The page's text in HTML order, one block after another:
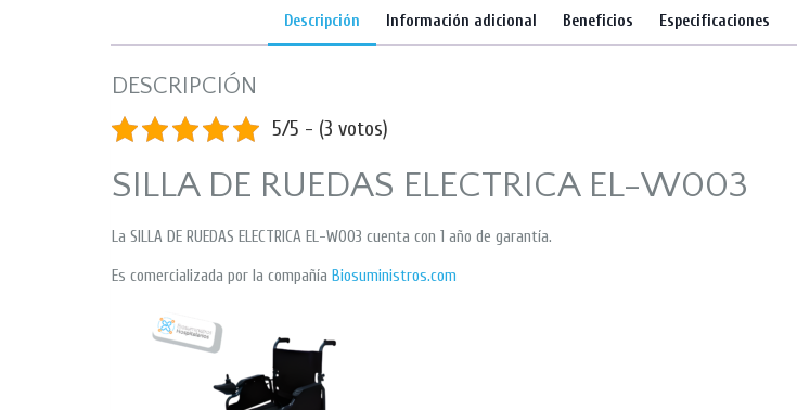
Descripción Información adicional Beneficios Especificaciones
DESCRIPCIÓN
5/5 - (3 votos)
SILLA DE RUEDAS ELECTRICA EL-W003
La SILLA DE RUEDAS ELECTRICA EL-W003 cuenta con 1 año de garantía.
Es comercializada por la compañía Biosuministros.com